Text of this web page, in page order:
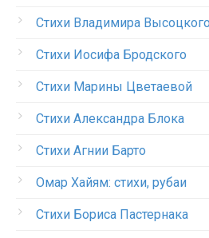
Стихи Владимира Высоцкого
Стихи Иосифа Бродского
Стихи Марины Цветаевой
Стихи Александра Блока
Стихи Агнии Барто
Омар Хайям: стихи, рубаи
Стихи Бориса Пастернака